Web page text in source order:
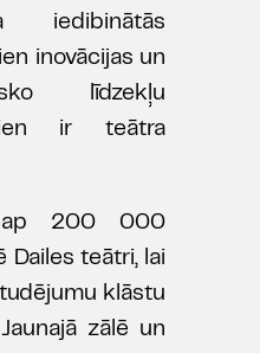
iedibinātās
inovācijas un
līdzekļu
ir teātra
ap 200 000
Dailes teātri, lai
klāstu
zālē un